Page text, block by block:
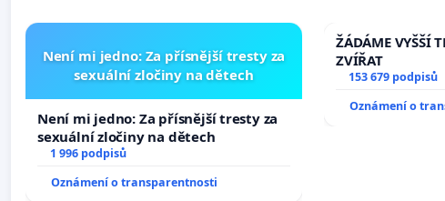
Není mi jedno: Za přísnější tresty za
sexuální zločiny na dětech
Není mi jedno: Za přísnější tresty za
sexuální zločiny na dětech
1 996 podpisů
Oznámení o transparentnosti
ŽÁDÁME VYŠŠÍ
ZVÍŘAT
153 679 podpisů
Oznámení o